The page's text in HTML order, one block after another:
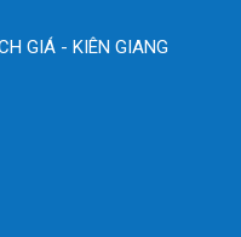
GIÁ - KIÊN GIANG